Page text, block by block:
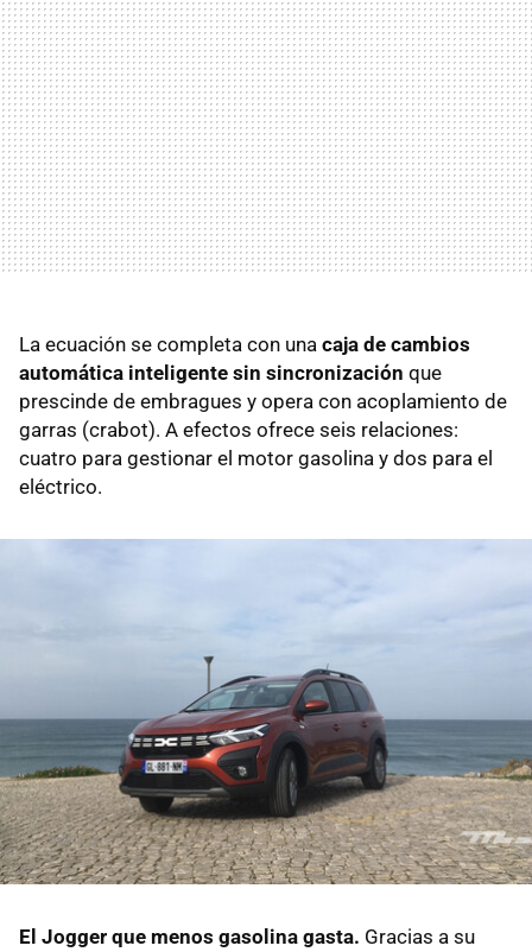
La ecuación se completa con una caja de cambios
automática inteligente sin sincronización que
prescinde de embragues y opera con acoplamiento de
garras (crabot). A efectos ofrece seis relaciones:
cuatro para gestionar el motor gasolina y dos para el
eléctrico.
El Jogger que menos gasolina gasta. Gracias a su